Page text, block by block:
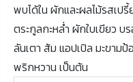
พบได้ใน ผักและผลไม้รสเป
ตระกูลกะหล่ำ ผักใบเขียว
ลันเตา ส้ม แอปเปิล มะขามป้
พริกหวาน เป็นต้น